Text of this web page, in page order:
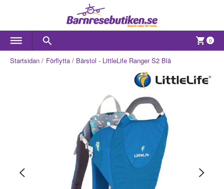
0
Startsidan Förflytta Bärstol - LittleLife Ranger S2 Blå